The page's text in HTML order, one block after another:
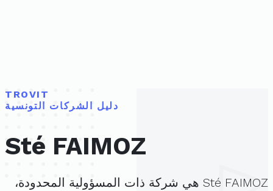
TROVIT
دليل الشركات التونسية
Sté FAIMOZ
Sté FAIMOZ هي شركة ذات المسؤولية المحدودة،